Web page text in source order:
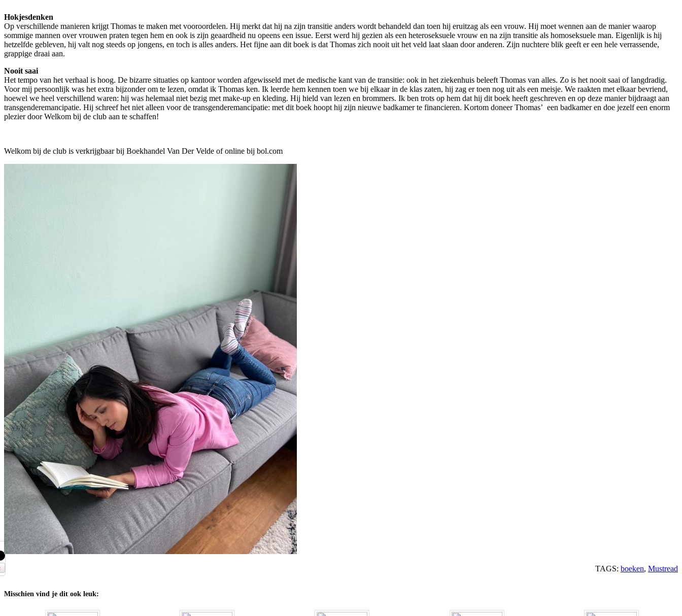
Hokjesdenken
Op verschillende manieren krijgt Thomas te maken met vooroordelen. Hij merkt dat hij na zijn transitie anders wordt behandeld dan toen hij eruitzag als een vrouw. Hij moet wennen aan de manier waarop
sommige mannen over vrouwen praten tegen hem en ook is zijn geaardheid nu opeens een issue. Eerst werd hij gezien als een heteroseksuele vrouw en na zijn transitie als homoseksuele man. Eigenlijk is hij
hetzelfde gebleven, hij valt nog steeds op jongens, en toch is alles anders. Het fijne aan dit boek is dat Thomas zich nooit uit het veld laat slaan door anderen. Zijn nuchtere blik geeft er een hele verrassende,
grappige draai aan.
Nooit saai
Het tempo van het verhaal is hoog. De bizarre situaties op kantoor worden afgewisseld met de medische kant van de transitie: ook in het ziekenhuis beleeft Thomas van alles. Zo is het nooit saai of langdradig.
Voor mij persoonlijk was het extra bijzonder om te lezen, omdat ik Thomas ken. Ik leerde hem kennen toen we bij elkaar in de klas zaten, hij zag er toen nog uit als een meisje. We raakten met elkaar bevriend,
hoewel we heel verschillend waren: hij was helemaal niet bezig met make-up en kleding. Hij hield van lezen en brommers. Ik ben trots op hem dat hij dit boek heeft geschreven en op deze manier bijdraagt aan
transgenderemancipatie. Hij schreef het niet alleen voor de transgenderemancipatie: met dit boek hoopt hij zijn nieuwe badkamer te financieren. Kortom doneer Thomas’ een badkamer en doe jezelf een enorm
plezier door Welkom bij de club aan te schaffen!
Welkom bij de club is verkrijgbaar bij Boekhandel Van Der Velde of online bij bol.com
TAGS: boeken, Mustread
Misschien vind je dit ook leuk: